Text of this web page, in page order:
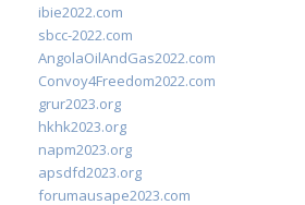
ibie2022.com
sbcc-2022.com
AngolaOilAndGas2022.com
Convoy4Freedom2022.com
grur2023.org
hkhk2023.org
napm2023.org
apsdfd2023.org
forumausape2023.com